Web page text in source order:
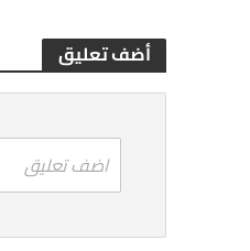
أضف تعليق
اضف تعليق